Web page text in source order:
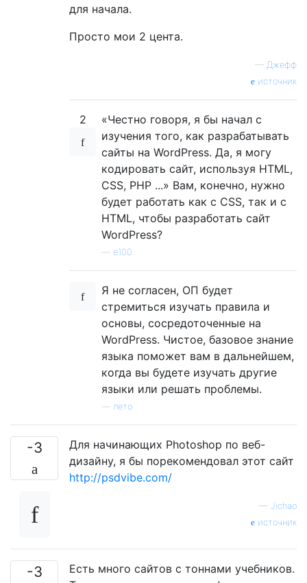
для начала.
Просто мои 2 цента.
— Джефф
источник
2
«Честно говоря, я бы начал с
изучения того, как разрабатывать
сайты на WordPress. Да, я могу
кодировать сайт, используя HTML,
CSS, PHP ...» Вам, конечно, нужно
будет работать как с CSS, так и с
HTML, чтобы разработать сайт
WordPress?
e100
Я не согласен, ОП будет
стремиться изучать правила и
основы, сосредоточенные на
WordPress. Чистое, базовое знание
языка поможет вам в дальнейшем,
когда вы будете изучать другие
языки или решать проблемы.
лето
-3
Для начинающих Photoshop по веб-
дизайну, я бы порекомендовал этот сайт
http://psdvibe.com/
— Jichao
источник
-3
Есть много сайтов с тоннами учебников.